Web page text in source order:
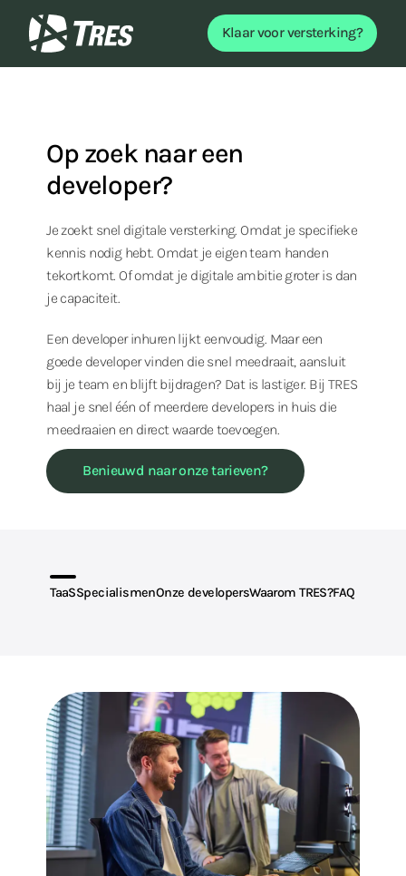
Klaar voor versterking?
Op zoek naar een
developer?
Je zoekt snel digitale versterking. Omdat je specifieke
kennis nodig hebt. Omdat je eigen team handen
tekortkomt. Of omdat je digitale ambitie groter is dan
je capaciteit.
Een developer inhuren lijkt eenvoudig. Maar een
goede developer vinden die snel meedraait, aansluit
bij je team en blijft bijdragen? Dat is lastiger. Bij TRES
haal je snel één of meerdere developers in huis die
meedraaien en direct waarde toevoegen.
Benieuwd naar onze tarieven?
Op deze pagina:
TaaSSpecialismenOnze developersWaarom TRES?FAQ